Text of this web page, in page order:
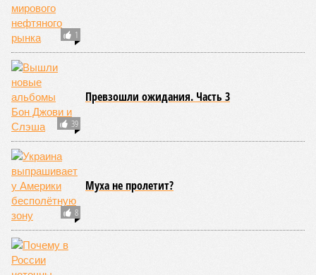
1
39
Превзошли ожидания. Часть 3
8
Муха не пролетит?